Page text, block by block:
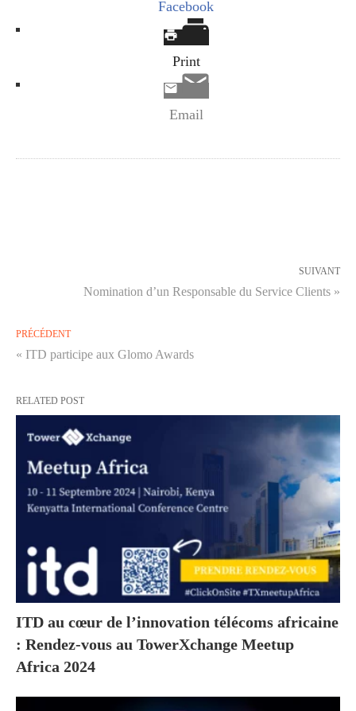
Facebook
Print
Email
SUIVANT
Nomination d’un Responsable du Service Clients »
PRÉCÉDENT
« ITD participe aux Glomo Awards
RELATED POST
ITD au cœur de l’innovation télécoms africaine
: Rendez-vous au TowerXchange Meetup
Africa 2024